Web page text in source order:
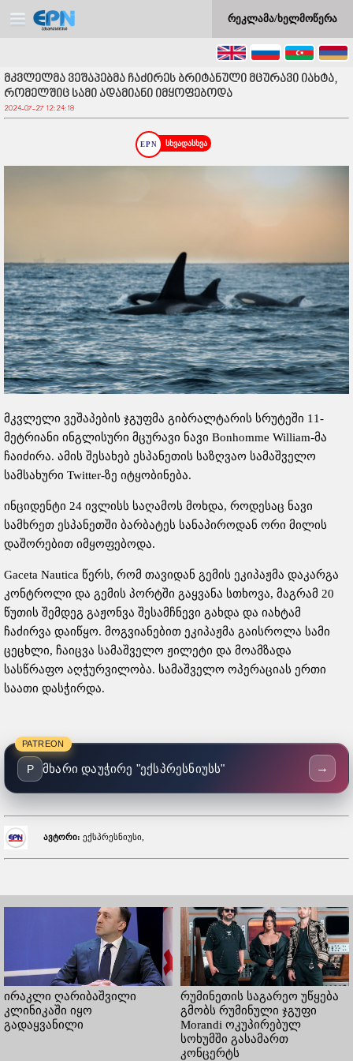
რეკლამა/ხელმოწერა
მკვლელმა ვეშაპებმა ჩაძირეს ბრიტანული მცურავი იახტა,
რომელშიც სამი ადამიანი იმყოფებოდა
2024-07-27 12:24:18
სხვადასხვა
მკვლელი ვეშაპების ჯგუფმა გიბრალტარის სრუტეში 11-
მეტრიანი ინგლისური მცურავი ნავი Bonhomme William-მა
ჩაიძირა. ამის შესახებ ესპანეთის საზღვაო სამაშველო
სამსახური Twitter-ზე იტყობინება.
ინციდენტი 24 ივლისს საღამოს მოხდა, როდესაც ნავი
სამხრეთ ესპანეთში ბარბატეს სანაპიროდან ორი მილის
დაშორებით იმყოფებოდა.
Gaceta Nautica წერს, რომ თავიდან გემის ეკიპაჟმა დაკარგა
კონტროლი და გემის პორტში გაყვანა სთხოვა, მაგრამ 20
წუთის შემდეგ გაჟონვა შესამჩნევი გახდა და იახტამ
ჩაძირვა დაიწყო. მოგვიანებით ეკიპაჟმა გაისროლა სამი
ცეცხლი, ჩაიცვა სამაშველო ჟილეტი და მოამზადა
სასწრაფო აღჭურვილობა. სამაშველო ოპერაციას ერთი
საათი დასჭირდა.
PATREON
P მხარი დაუჭირე "ექსპრესნიუსს" →
ავტორი: ექსპრესნიუსი,
ირაკლი ღარიბაშვილი
კლინიკაში იყო
გადაყვანილი
რუმინეთის საგარეო უწყება
გმობს რუმინული ჯგუფი
Morandi ოკუპირებულ
სოხუმში გასამართ
კონცერტს